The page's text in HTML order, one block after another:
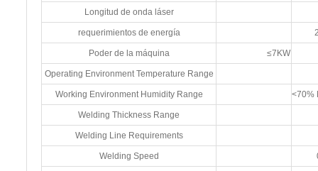
Longitud de onda láser
requerimientos de energía
Poder de la máquina ≤7KW
Operating Environment Temperature Range
Working Environment Humidity Range <70%
Welding Thickness Range
Welding Line Requirements
Welding Speed